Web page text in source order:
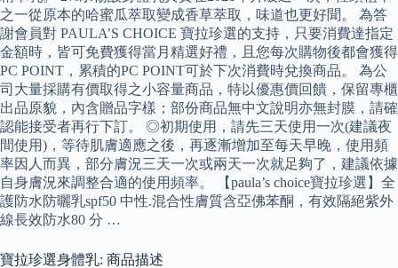
之一從原本的哈蜜瓜萃取變成香草萃取，味道也更好聞。 為答
謝會員對 PAULA’S CHOICE 寶拉珍選的支持，只要消費達指定
金額時，皆可免費獲得當月精選好禮，且您每次購物後都會獲得
PC POINT，累積的PC POINT可於下次消費時兌換商品。 為公
司大量採購有價取得之小容量商品，特以優惠價回饋，保留專櫃
出品原貌，內含贈品字樣；部份商品無中文說明亦無封膜，請確
認能接受者再行下訂。 ◎初期使用，請先三天使用一次(建議夜
間使用)，等待肌膚適應之後，再逐漸增加至每天早晚，使用頻
率因人而異，部分膚況三天一次或兩天一次就足夠了，建議依據
自身膚況來調整合適的使用頻率。 【paula’s choice寶拉珍選】全
護防水防曬乳spf50 中性.混合性膚質含亞佛苯酮，有效隔絕紫外
線長效防水80 分 …
寶拉珍選身體乳: 商品描述